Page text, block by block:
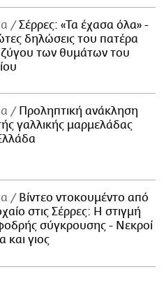
Σέρρες: «Τα έχασα όλα» -
δηλώσεις του πατέρα
των θυμάτων του
Προληπτική ανάκληση
γαλλικής μαρμελάδας
Βίντεο ντοκουμέντο από
στις Σέρρες: Η στιγμή
σύγκρουσης - Νεκροί
και γιος